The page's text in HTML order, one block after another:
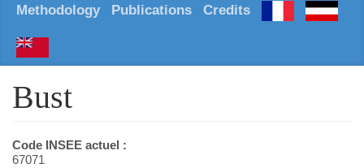
Methodology Publications Credits
Bust
Code INSEE actuel :
67071